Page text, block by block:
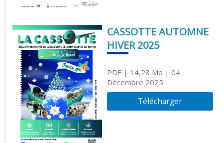
CASSOTTE AUTOMNE
HIVER 2025
PDF| 14,28 Mo | 04
Décembre 2025
Télécharger